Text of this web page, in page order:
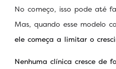
No começo, isso pode até
Mas, quando esse modelo
ele começa a limitar o
Nenhuma clínica cresce de